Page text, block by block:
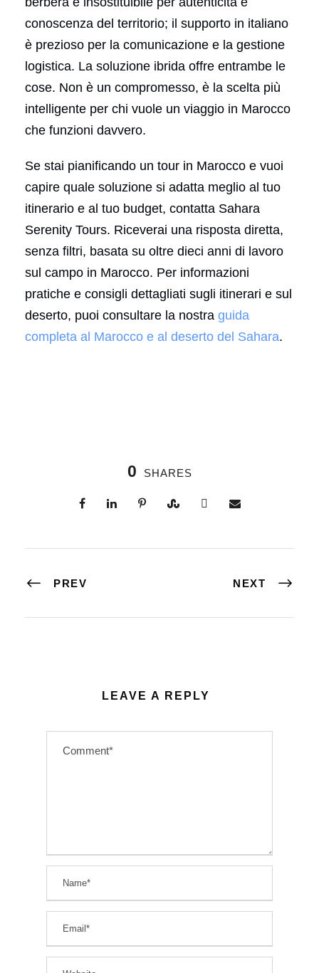
conoscenza del territorio; il supporto in italiano
è prezioso per la comunicazione e la gestione
logistica. La soluzione ibrida offre entrambe le
cose. Non è un compromesso, è la scelta più
intelligente per chi vuole un viaggio in Marocco
che funzioni davvero.
Se stai pianificando un tour in Marocco e vuoi
capire quale soluzione si adatta meglio al tuo
itinerario e al tuo budget, contatta Sahara
Serenity Tours. Riceverai una risposta diretta,
senza filtri, basata su oltre dieci anni di lavoro
sul campo in Marocco. Per informazioni
pratiche e consigli dettagliati sugli itinerari e sul
deserto, puoi consultare la nostra guida
completa al Marocco e al deserto del Sahara.
0 SHARES
PREV NEXT
LEAVE A REPLY